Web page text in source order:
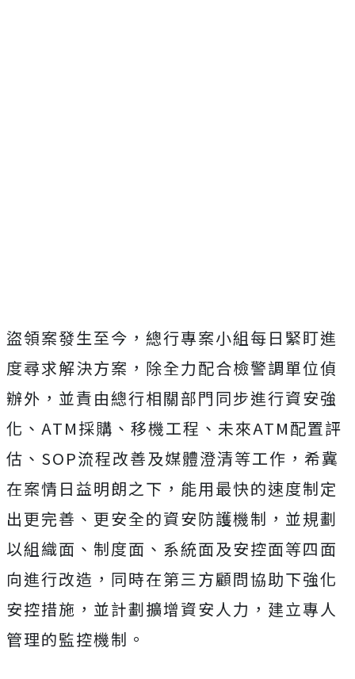
盜領案發生至今，總行專案小組每日緊盯進
度尋求解決方案，除全力配合檢警調單位偵
辦外，並責由總行相關部門同步進行資安強
化、ATM採購、移機工程、未來ATM配置評
估、SOP流程改善及媒體澄清等工作，希冀
在案情日益明朗之下，能用最快的速度制定
出更完善、更安全的資安防護機制，並規劃
以組織面、制度面、系統面及安控面等四面
向進行改造，同時在第三方顧問協助下強化
安控措施，並計劃擴增資安人力，建立專人
管理的監控機制。